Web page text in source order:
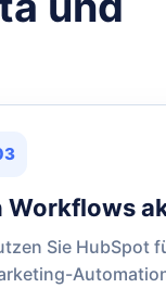
Workflows
Sie HubSpot